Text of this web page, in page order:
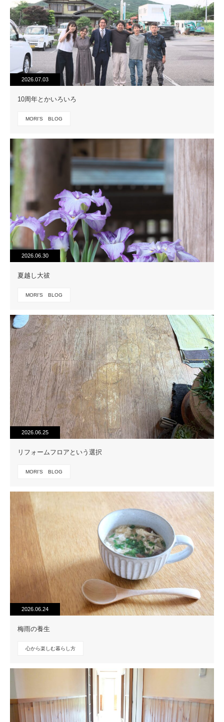
2026.07.03
10周年とかいろいろ
MORI'S BLOG
2026.06.30
夏越し大祓
MORI'S BLOG
2026.06.25
リフォームフロアという選択
MORI'S BLOG
2026.06.24
梅雨の養生
心から楽しむ暮らし方